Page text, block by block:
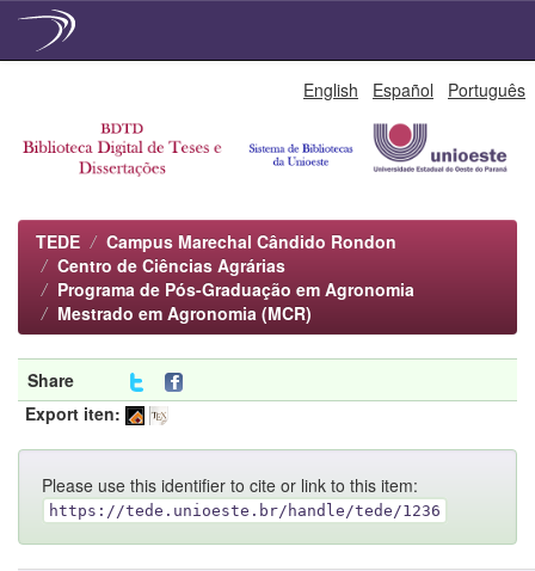
English Español Português
TEDE
Campus Marechal Cândido Rondon
Centro de Ciências Agrárias
Programa de Pós-Graduação em Agronomia
Mestrado em Agronomia (MCR)
Share
Export iten:
Please use this identifier to cite or link to this item:
https://tede.unioeste.br/handle/tede/1236